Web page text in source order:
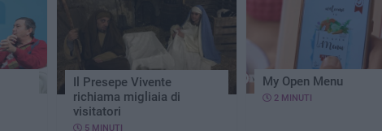
Il Presepe Vivente
richiama migliaia di
visitatori
5 MINUTI
My Open Menu
2 MINUTI